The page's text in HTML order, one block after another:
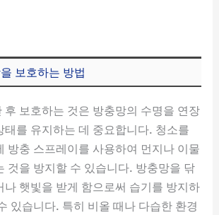
보호하는 방법
후 보호하는 것은 방충망의 수명을 연장
태를 유지하는 데 중요합니다. 청소를
방충 스프레이를 사용하여 먼지나 이물
것을 방지할 수 있습니다. 방충망을 닦
나 햇빛을 받게 함으로써 습기를 방지하
있습니다. 특히 비올 때나 다습한 환경